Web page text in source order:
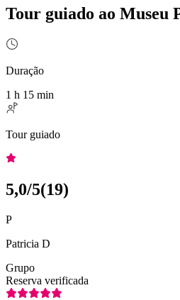
Tour guiado ao Museu
Duração
1 h 15 min
Tour guiado
5,0/5(19)
P
Patricia D
Grupo
Reserva verificada